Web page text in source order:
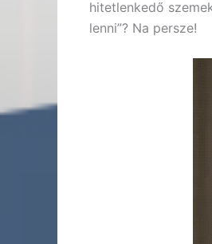
hitetlenkedő
lenni”? Na persze!